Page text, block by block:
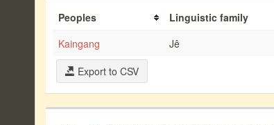
Peoples Linguistic family
Kaingang
Jê
Export to CSV